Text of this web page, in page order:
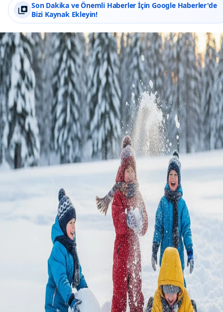
Son Dakika ve Önemli Haberler İçin Google Haberler'de
Bizi Kaynak Ekleyin!